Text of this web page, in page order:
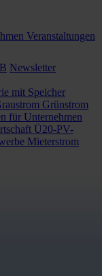
Veranstaltungen
Newsletter
mit Speicher
Grünstrom
für Unternehmen
Ü20-PV-
Mieterstrom